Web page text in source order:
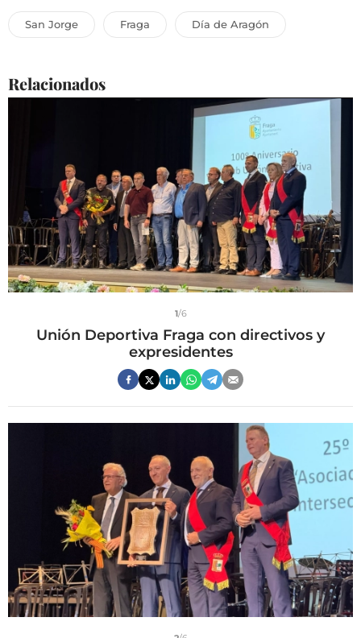
San Jorge Fraga Día de Aragón
Relacionados
1/6
Unión Deportiva Fraga con directivos y
expresidentes